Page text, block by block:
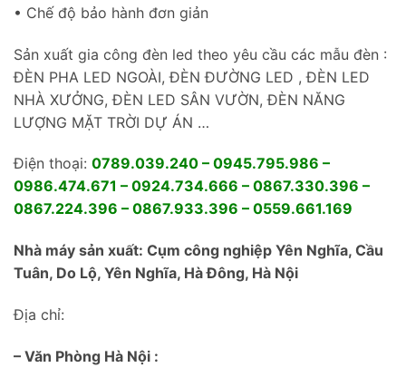
• Chế độ bảo hành đơn giản
Sản xuất gia công đèn led theo yêu cầu các mẫu đèn :
ĐÈN PHA LED NGOÀI, ĐÈN ĐƯỜNG LED , ĐÈN LED
NHÀ XƯỞNG, ĐÈN LED SÂN VƯỜN, ĐÈN NĂNG
LƯỢNG MẶT TRỜI DỰ ÁN …
Điện thoại: 0789.039.240 – 0945.795.986 –
0986.474.671 – 0924.734.666 – 0867.330.396 –
0867.224.396 – 0867.933.396 – 0559.661.169
Nhà máy sản xuất: Cụm công nghiệp Yên Nghĩa, Cầu
Tuân, Do Lộ, Yên Nghĩa, Hà Đông, Hà Nội
Địa chỉ:
– Văn Phòng Hà Nội :